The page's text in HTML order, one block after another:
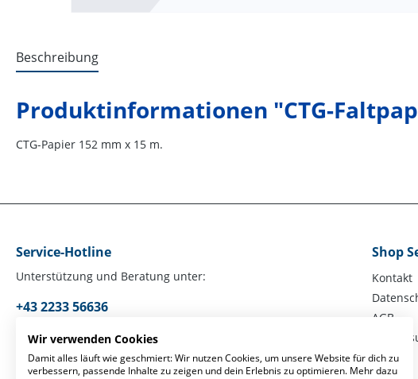
Beschreibung
Produktinformationen "CTG-
CTG-Papier 152 mm x 15 m.
Service-Hotline
Unterstützung und Beratung unter:
+43 2233 56636
Mo-Fr, 09:00 - 17:00 Uhr
Oder über unserKontaktformular.
Shop
Kontakt
AGB
Wir verwenden Cookies
Damit alles läuft wie geschmiert: Wir nutzen Cookies, um unsere Website für dich zu
verbessern, passende Inhalte zu zeigen und dein Erlebnis zu optimieren. Mehr dazu